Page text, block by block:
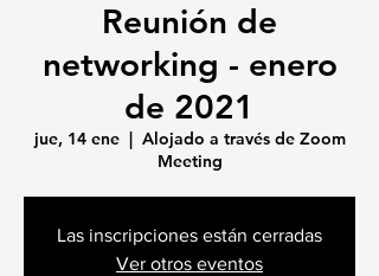
Reunión de
networking - enero
de 2021
jue, 14 ene
  |
Alojado a través de Zoom
Meeting
Las inscripciones están cerradas
Ver otros eventos